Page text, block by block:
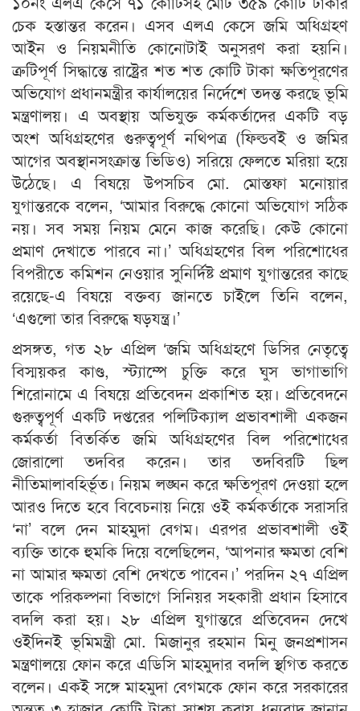
চেক হস্তান্তর করেন। এসব এলএ কেসে জমি অধিগ্রহণ
আইন ও নিয়মনীতি কোনোটাই অনুসরণ করা হয়নি।
ত্রুটিপূর্ণ সিদ্ধান্তে রাষ্ট্রের শত শত কোটি টাকা ক্ষতিপূরণের
অভিযোগ প্রধানমন্ত্রীর কার্যালয়ের নির্দেশে তদন্ত করছে ভূমি
মন্ত্রণালয়। এ অবস্থায় অভিযুক্ত কর্মকর্তাদের একটি বড়
অংশ অধিগ্রহণের গুরুত্বপূর্ণ নথিপত্র (ফিল্ডবই ও জমির
আগের অবস্থানসংক্রান্ত ভিডিও) সরিয়ে ফেলতে মরিয়া হয়ে
উঠেছে। এ বিষয়ে উপসচিব মো. মোস্তফা মনোয়ার
যুগান্তরকে বলেন, ‘আমার বিরুদ্ধে কোনো অভিযোগ সঠিক
নয়। সব সময় নিয়ম মেনে কাজ করেছি। কেউ কোনো
প্রমাণ দেখাতে পারবে না।’ অধিগ্রহণের বিল পরিশোধের
বিপরীতে কমিশন নেওয়ার সুনির্দিষ্ট প্রমাণ যুগান্তরের কাছে
রয়েছে-এ বিষয়ে বক্তব্য জানতে চাইলে তিনি বলেন,
‘এগুলো তার বিরুদ্ধে ষড়যন্ত্র।’
প্রসঙ্গত, গত ২৮ এপ্রিল ‘জমি অধিগ্রহণে ডিসির নেতৃত্বে
বিস্ময়কর কাণ্ড, স্ট্যাম্পে চুক্তি করে ঘুস ভাগাভাগি
শিরোনামে এ বিষয়ে প্রতিবেদন প্রকাশিত হয়। প্রতিবেদনে
গুরুত্বপূর্ণ একটি দপ্তরের পলিটিক্যাল প্রভাবশালী একজন
কর্মকর্তা বিতর্কিত জমি অধিগ্রহণের বিল পরিশোধের
জোরালো তদবির করেন। তার তদবিরটি ছিল
নীতিমালাবহির্ভূত। নিয়ম লঙ্ঘন করে ক্ষতিপূরণ দেওয়া হলে
আরও দিতে হবে বিবেচনায় নিয়ে ওই কর্মকর্তাকে সরাসরি
‘না’ বলে দেন মাহমুদা বেগম। এরপর প্রভাবশালী ওই
ব্যক্তি তাকে হুমকি দিয়ে বলেছিলেন, ‘আপনার ক্ষমতা বেশি
না আমার ক্ষমতা বেশি দেখতে পাবেন।’ পরদিন ২৭ এপ্রিল
তাকে পরিকল্পনা বিভাগে সিনিয়র সহকারী প্রধান হিসাবে
বদলি করা হয়। ২৮ এপ্রিল যুগান্তরে প্রতিবেদন দেখে
ওইদিনই ভূমিমন্ত্রী মো. মিজানুর রহমান মিনু জনপ্রশাসন
মন্ত্রণালয়ে ফোন করে এডিসি মাহমুদার বদলি স্থগিত করতে
বলেন। একই সঙ্গে মাহমুদা বেগমকে ফোন করে সরকারের